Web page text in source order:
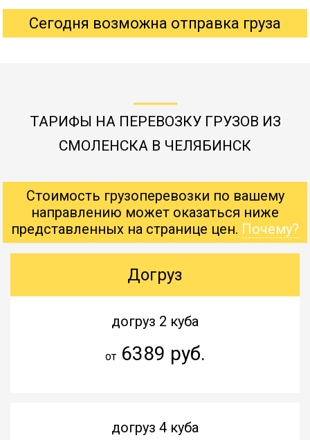
Сегодня возможна отправка груза
ТАРИФЫ НА ПЕРЕВОЗКУ ГРУЗОВ ИЗ
СМОЛЕНСКА В ЧЕЛЯБИНСК
Стоимость грузоперевозки по вашему
направлению может оказаться ниже
представленных на странице цен. Почему?
Догруз
догруз 2 куба
от6389 руб.
догруз 4 куба